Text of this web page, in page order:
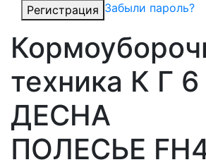
Регистрация Забыли пароль?
техника К Г 6
ДЕСНА
ПОЛЕСЬЕ